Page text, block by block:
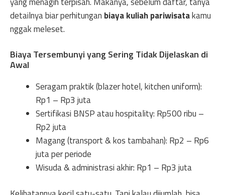
detailnya biar perhitungan biaya kuliah pariwisatakamu
nggak meleset.
Biaya Tersembunyi yang Sering Tidak Dijelaskan di
Awal
Seragam praktik (blazer hotel, kitchen uniform):
Rp1 – Rp3 juta
Sertifikasi BNSP atau hospitality: Rp500 ribu –
Rp2 juta
Magang (transport & kos tambahan): Rp2 – Rp6
juta per periode
Wisuda & administrasi akhir: Rp1 – Rp3 juta